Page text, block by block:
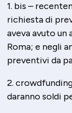
1. bis –
richiesta di
aveva avuto un
Roma; e negli
preventivi da
2.
daranno soldi